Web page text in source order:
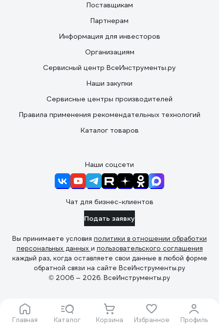
Главная Каталог Корзина Избранное Профиль
Поставщикам
Партнерам
Информация для инвесторов
Организациям
Сервисный центр ВсеИнструменты.ру
Наши закупки
Сервисные центры производителей
Правила применения рекомендательных технологий
Каталог товаров
Наши соцсети
Чат для бизнес-клиентов
Подать заявку
Вы принимаете условия политики в отношении обработки
персональных данных и пользовательского соглашения
каждый раз, когда оставляете свои данные в любой форме
обратной связи на сайте ВсеИнструменты.ру
© 2006 — 2026. ВсеИнструменты.ру